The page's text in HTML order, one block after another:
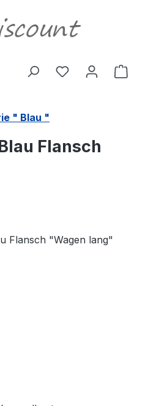
" Blau "
Flansch